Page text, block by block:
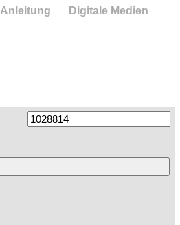
Anleitung Digitale Medien